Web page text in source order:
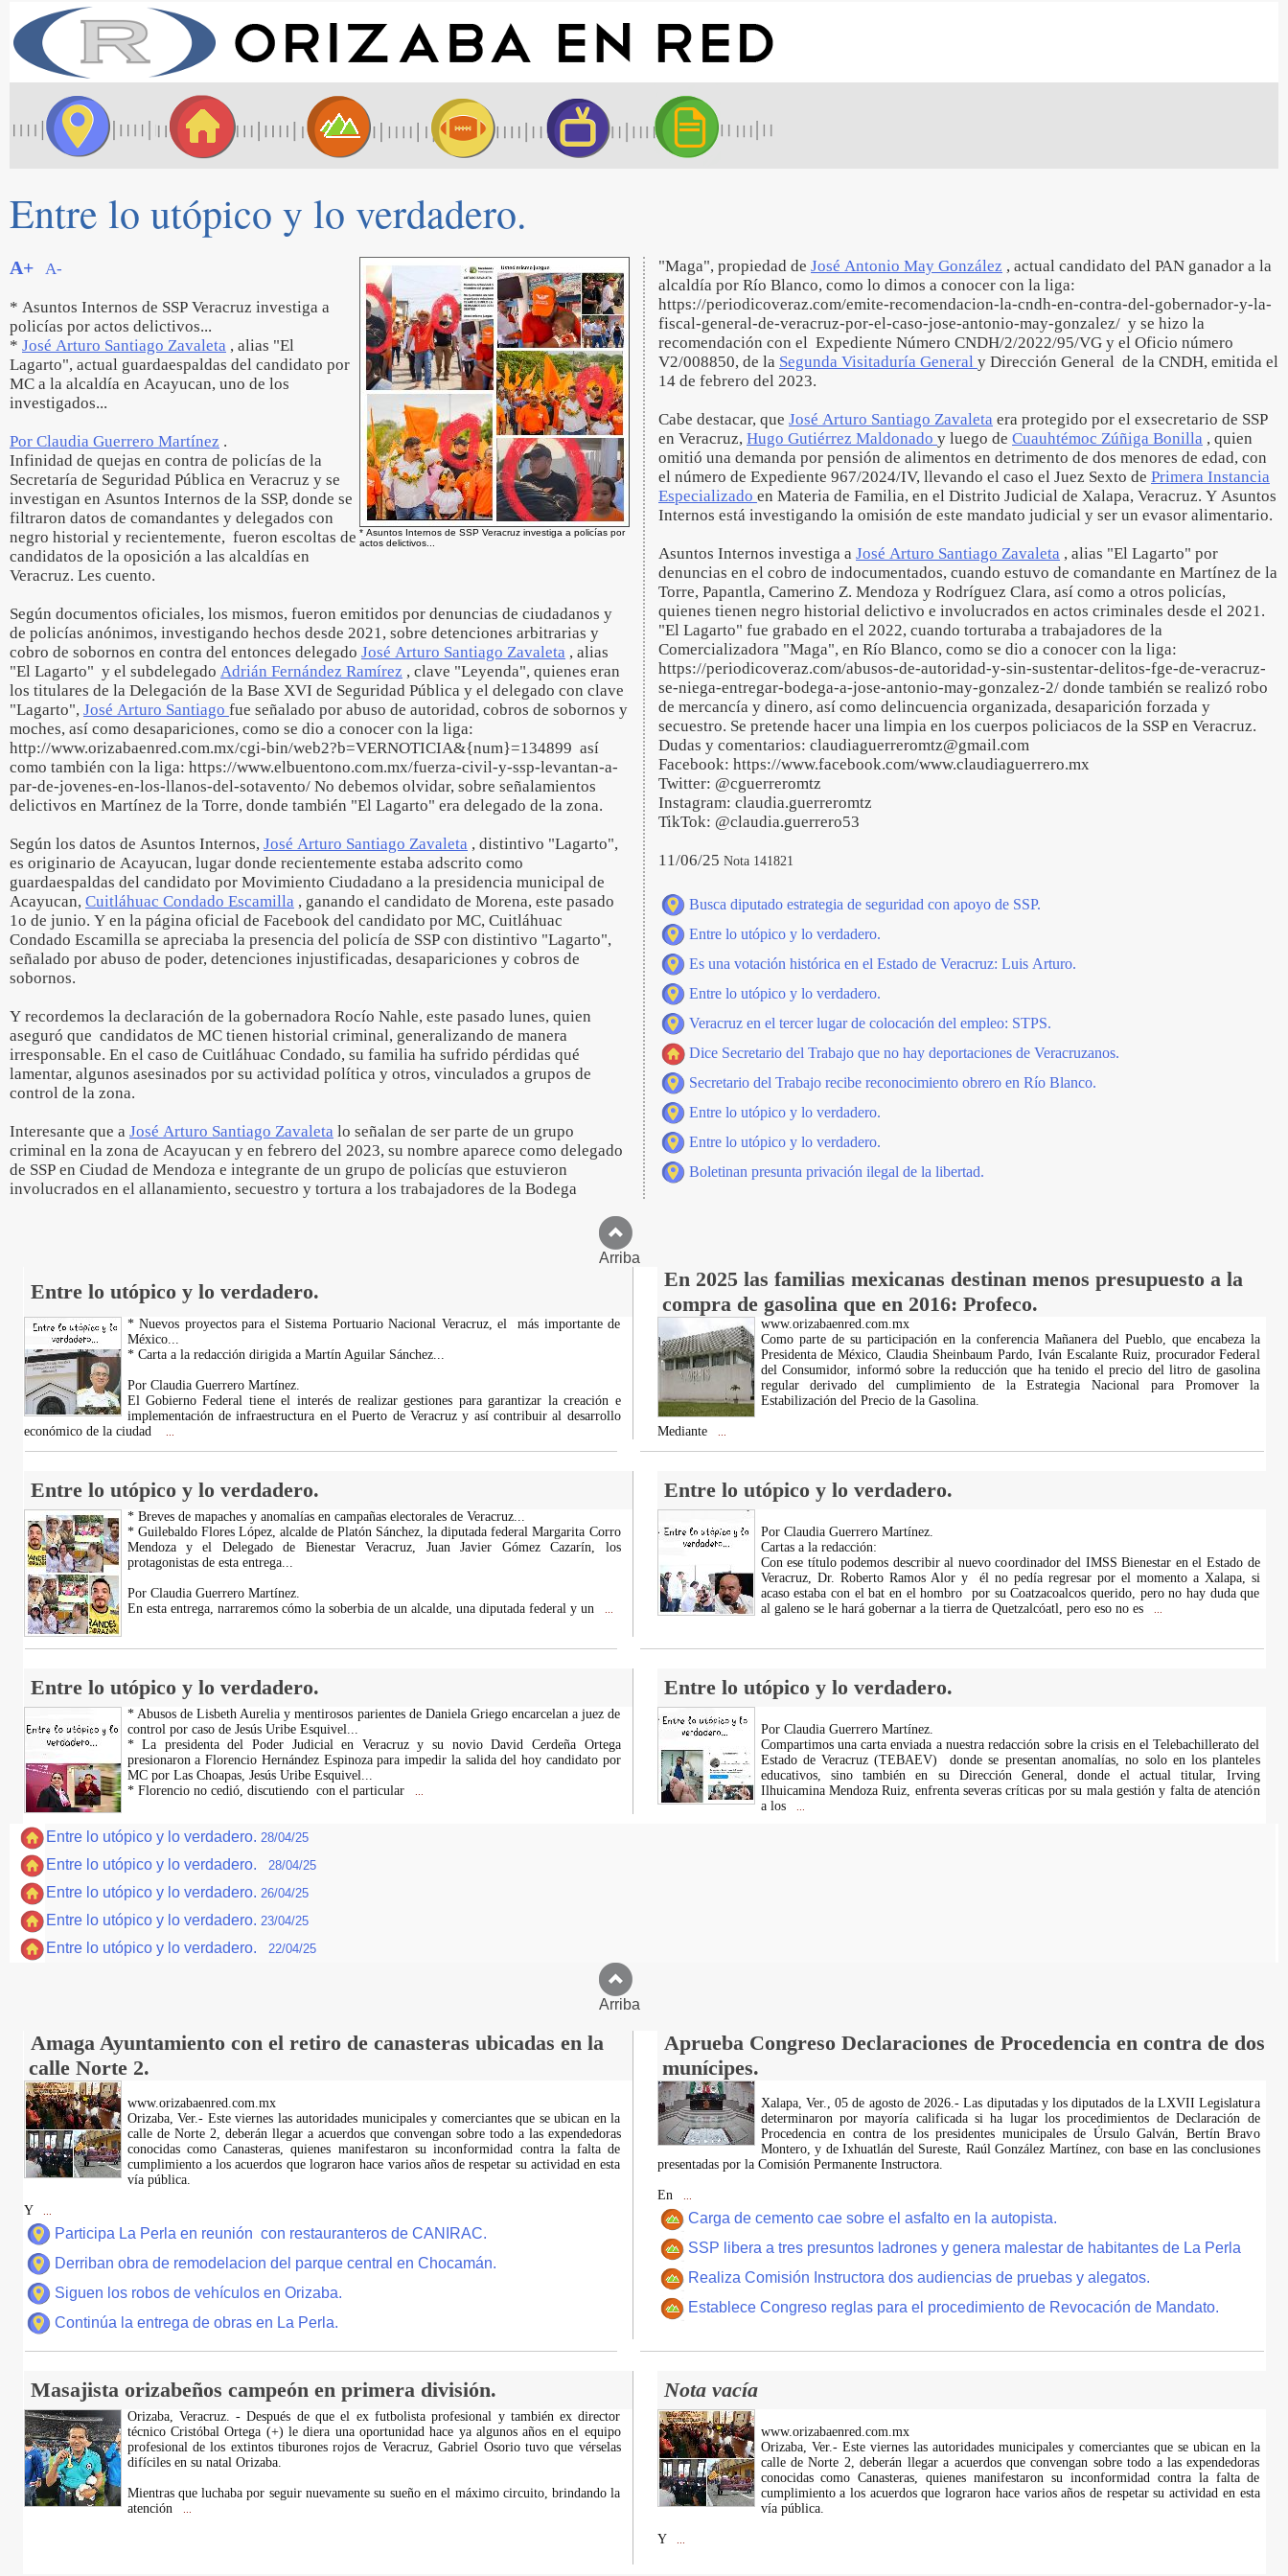
Entre lo utópico y lo verdadero.
* Asuntos Internos de SSP Veracruz investiga a policías por
actos delictivos...
A+ A-
* Asuntos Internos de SSP Veracruz investiga a
policías por actos delictivos...
* José Arturo Santiago Zavaleta , alias "El
Lagarto", actual guardaespaldas del candidato por
MC a la alcaldía en Acayucan, uno de los
investigados...
Por Claudia Guerrero Martínez .
Infinidad de quejas en contra de policías de la
Secretaría de Seguridad Pública en Veracruz y se
investigan en Asuntos Internos de la SSP, donde se
filtraron datos de comandantes y delegados con
negro historial y recientemente, fueron escoltas de
candidatos de la oposición a las alcaldías en
Veracruz. Les cuento.
Según documentos oficiales, los mismos, fueron emitidos por denuncias de ciudadanos y
de policías anónimos, investigando hechos desde 2021, sobre detenciones arbitrarias y
cobro de sobornos en contra del entonces delegado José Arturo Santiago Zavaleta , alias
"El Lagarto" y el subdelegado Adrián Fernández Ramírez , clave "Leyenda", quienes eran
los titulares de la Delegación de la Base XVI de Seguridad Pública y el delegado con clave
"Lagarto", José Arturo Santiago fue señalado por abuso de autoridad, cobros de sobornos y
moches, así como desapariciones, como se dio a conocer con la liga:
http://www.orizabaenred.com.mx/cgi-bin/web2?b=VERNOTICIA&{num}=134899 así
como también con la liga: https://www.elbuentono.com.mx/fuerza-civil-y-ssp-levantan-a-
par-de-jovenes-en-los-llanos-del-sotavento/ No debemos olvidar, sobre señalamientos
delictivos en Martínez de la Torre, donde también "El Lagarto" era delegado de la zona.
Según los datos de Asuntos Internos, José Arturo Santiago Zavaleta , distintivo "Lagarto",
es originario de Acayucan, lugar donde recientemente estaba adscrito como
guardaespaldas del candidato por Movimiento Ciudadano a la presidencia municipal de
Acayucan, Cuitláhuac Condado Escamilla , ganando el candidato de Morena, este pasado
1o de junio. Y en la página oficial de Facebook del candidato por MC, Cuitláhuac
Condado Escamilla se apreciaba la presencia del policía de SSP con distintivo "Lagarto",
señalado por abuso de poder, detenciones injustificadas, desapariciones y cobros de
sobornos.
Y recordemos la declaración de la gobernadora Rocío Nahle, este pasado lunes, quien
aseguró que candidatos de MC tienen historial criminal, generalizando de manera
irresponsable. En el caso de Cuitláhuac Condado, su familia ha sufrido pérdidas qué
lamentar, algunos asesinados por su actividad política y otros, vinculados a grupos de
control de la zona.
Interesante que a José Arturo Santiago Zavaleta lo señalan de ser parte de un grupo
criminal en la zona de Acayucan y en febrero del 2023, su nombre aparece como delegado
de SSP en Ciudad de Mendoza e integrante de un grupo de policías que estuvieron
involucrados en el allanamiento, secuestro y tortura a los trabajadores de la Bodega
"Maga", propiedad de José Antonio May González , actual candidato del PAN ganador a la
alcaldía por Río Blanco, como lo dimos a conocer con la liga:
https://periodicoveraz.com/emite-recomendacion-la-cndh-en-contra-del-gobernador-y-la-
fiscal-general-de-veracruz-por-el-caso-jose-antonio-may-gonzalez/ y se hizo la
recomendación con el Expediente Número CNDH/2/2022/95/VG y el Oficio número
V2/008850, de la Segunda Visitaduría General y Dirección General de la CNDH, emitida el
14 de febrero del 2023.
Cabe destacar, que José Arturo Santiago Zavaleta era protegido por el exsecretario de SSP
en Veracruz, Hugo Gutiérrez Maldonado y luego de Cuauhtémoc Zúñiga Bonilla , quien
omitió una demanda por pensión de alimentos en detrimento de dos menores de edad, con
el número de Expediente 967/2024/IV, llevando el caso el Juez Sexto de Primera Instancia
Especializado en Materia de Familia, en el Distrito Judicial de Xalapa, Veracruz. Y Asuntos
Internos está investigando la omisión de este mandato judicial y ser un evasor alimentario.
Asuntos Internos investiga a José Arturo Santiago Zavaleta , alias "El Lagarto" por
denuncias en el cobro de indocumentados, cuando estuvo de comandante en Martínez de la
Torre, Papantla, Camerino Z. Mendoza y Rodríguez Clara, así como a otros policías,
quienes tienen negro historial delictivo e involucrados en actos criminales desde el 2021.
"El Lagarto" fue grabado en el 2022, cuando torturaba a trabajadores de la
Comercializadora "Maga", en Río Blanco, como se dio a conocer con la liga:
https://periodicoveraz.com/abusos-de-autoridad-y-sin-sustentar-delitos-fge-de-veracruz-
se-niega-entregar-bodega-a-jose-antonio-may-gonzalez-2/ donde también se realizó robo
de mercancía y dinero, así como delincuencia organizada, desaparición forzada y
secuestro. Se pretende hacer una limpia en los cuerpos policiacos de la SSP en Veracruz.
Dudas y comentarios: claudiaguerreromtz@gmail.com
Facebook: https://www.facebook.com/www.claudiaguerrero.mx
Twitter: @cguerreromtz
Instagram: claudia.guerreromtz
TikTok: @claudia.guerrero53
11/06/25 Nota 141821
Busca diputado estrategia de seguridad con apoyo de SSP.
Entre lo utópico y lo verdadero.
Es una votación histórica en el Estado de Veracruz: Luis Arturo.
Entre lo utópico y lo verdadero.
Veracruz en el tercer lugar de colocación del empleo: STPS.
Dice Secretario del Trabajo que no hay deportaciones de Veracruzanos.
Secretario del Trabajo recibe reconocimiento obrero en Río Blanco.
Entre lo utópico y lo verdadero.
Entre lo utópico y lo verdadero.
Boletinan presunta privación ilegal de la libertad.
Arriba
Entre lo utópico y lo verdadero.
En 2025 las familias mexicanas destinan menos presupuesto a la
compra de gasolina que en 2016: Profeco.
* Nuevos proyectos para el Sistema Portuario Nacional Veracruz, el más importante de
México...
* Carta a la redacción dirigida a Martín Aguilar Sánchez...
Por Claudia Guerrero Martínez.
El Gobierno Federal tiene el interés de realizar gestiones para garantizar la creación e
implementación de infraestructura en el Puerto de Veracruz y así contribuir al desarrollo
económico de la ciudad
www.orizabaenred.com.mx
Como parte de su participación en la conferencia Mañanera del Pueblo, que encabeza la
Presidenta de México, Claudia Sheinbaum Pardo, Iván Escalante Ruiz, procurador Federal
del Consumidor, informó sobre la reducción que ha tenido el precio del litro de gasolina
regular derivado del cumplimiento de la Estrategia Nacional para Promover la
Estabilización del Precio de la Gasolina.
Mediante
Entre lo utópico y lo verdadero. Entre lo utópico y lo verdadero.
* Breves de mapaches y anomalías en campañas electorales de Veracruz...
* Guilebaldo Flores López, alcalde de Platón Sánchez, la diputada federal Margarita Corro
Mendoza y el Delegado de Bienestar Veracruz, Juan Javier Gómez Cazarín, los
protagonistas de esta entrega...
Por Claudia Guerrero Martínez.
En esta entrega, narraremos cómo la soberbia de un alcalde, una diputada federal y un
Por Claudia Guerrero Martínez.
Cartas a la redacción:
Con ese título podemos describir al nuevo coordinador del IMSS Bienestar en el Estado de
Veracruz, Dr. Roberto Ramos Alor y él no pedía regresar por el momento a Xalapa, si
acaso estaba con el bat en el hombro por su Coatzacoalcos querido, pero no hay duda que
al galeno se le hará gobernar a la tierra de Quetzalcóatl, pero eso no es
Entre lo utópico y lo verdadero. Entre lo utópico y lo verdadero.
* Abusos de Lisbeth Aurelia y mentirosos parientes de Daniela Griego encarcelan a juez de
control por caso de Jesús Uribe Esquivel...
* La presidenta del Poder Judicial en Veracruz y su novio David Cerdeña Ortega
presionaron a Florencio Hernández Espinoza para impedir la salida del hoy candidato por
MC por Las Choapas, Jesús Uribe Esquivel...
* Florencio no cedió, discutiendo con el particular
Por Claudia Guerrero Martínez.
Compartimos una carta enviada a nuestra redacción sobre la crisis en el Telebachillerato del
Estado de Veracruz (TEBAEV) donde se presentan anomalías, no solo en los planteles
educativos, sino también en su Dirección General, donde el actual titular, Irving
Ilhuicamina Mendoza Ruiz, enfrenta severas críticas por su mala gestión y falta de atención
a los
Entre lo utópico y lo verdadero. 28/04/25
Entre lo utópico y lo verdadero. 28/04/25
Entre lo utópico y lo verdadero. 26/04/25
Entre lo utópico y lo verdadero. 23/04/25
Entre lo utópico y lo verdadero. 22/04/25
Arriba
Amaga Ayuntamiento con el retiro de canasteras ubicadas en la
calle Norte 2.
Aprueba Congreso Declaraciones de Procedencia en contra de dos
munícipes.
www.orizabaenred.com.mx
Orizaba, Ver.- Este viernes las autoridades municipales y comerciantes que se ubican en la
calle de Norte 2, deberán llegar a acuerdos que convengan sobre todo a las expendedoras
conocidas como Canasteras, quienes manifestaron su inconformidad contra la falta de
cumplimiento a los acuerdos que lograron hace varios años de respetar su actividad en esta
vía pública.
Y
Participa La Perla en reunión con restauranteros de CANIRAC.
Derriban obra de remodelacion del parque central en Chocamán.
Siguen los robos de vehículos en Orizaba.
Continúa la entrega de obras en La Perla.
Xalapa, Ver., 05 de agosto de 2026.- Las diputadas y los diputados de la LXVII Legislatura
determinaron por mayoría calificada si ha lugar los procedimientos de Declaración de
Procedencia en contra de los presidentes municipales de Úrsulo Galván, Bertín Bravo
Montero, y de Ixhuatlán del Sureste, Raúl González Martínez, con base en las conclusiones
presentadas por la Comisión Permanente Instructora.
En
Carga de cemento cae sobre el asfalto en la autopista.
SSP libera a tres presuntos ladrones y genera malestar de habitantes de La Perla
Realiza Comisión Instructora dos audiencias de pruebas y alegatos.
Establece Congreso reglas para el procedimiento de Revocación de Mandato.
Masajista orizabeños campeón en primera división. Nota vacía
Orizaba, Veracruz. - Después de que el ex futbolista profesional y también ex director
técnico Cristóbal Ortega (+) le diera una oportunidad hace ya algunos años en el equipo
profesional de los extintos tiburones rojos de Veracruz, Gabriel Osorio tuvo que vérselas
difíciles en su natal Orizaba.
Mientras que luchaba por seguir nuevamente su sueño en el máximo circuito, brindando la
atención
www.orizabaenred.com.mx
Orizaba, Ver.- Este viernes las autoridades municipales y comerciantes que se ubican en la
calle de Norte 2, deberán llegar a acuerdos que convengan sobre todo a las expendedoras
conocidas como Canasteras, quienes manifestaron su inconformidad contra la falta de
cumplimiento a los acuerdos que lograron hace varios años de respetar su actividad en esta
vía pública.
Y